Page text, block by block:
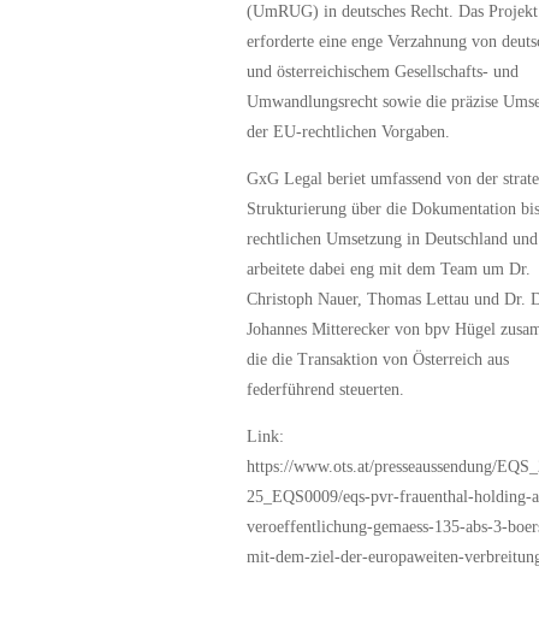
(UmRUG) in deutsches Recht. Das Projekt
erforderte eine enge Verzahnung von
und österreichischem Gesellschafts- und
Umwandlungsrecht sowie die präzise
der EU-rechtlichen Vorgaben.
GxG Legal beriet umfassend von der
Strukturierung über die Dokumentation
rechtlichen Umsetzung in Deutschland und
arbeitete dabei eng mit dem Team um Dr.
Christoph Nauer, Thomas Lettau und Dr.
Johannes Mitterecker von bpv Hügel
die die Transaktion von Österreich aus
federführend steuerten.
Link:
https://www.ots.at/presseaussendung/
25_EQS0009/eqs-pvr-frauenthal-holding-
veroeffentlichung-gemaess-135-abs-3-
mit-dem-ziel-der-europaweiten-